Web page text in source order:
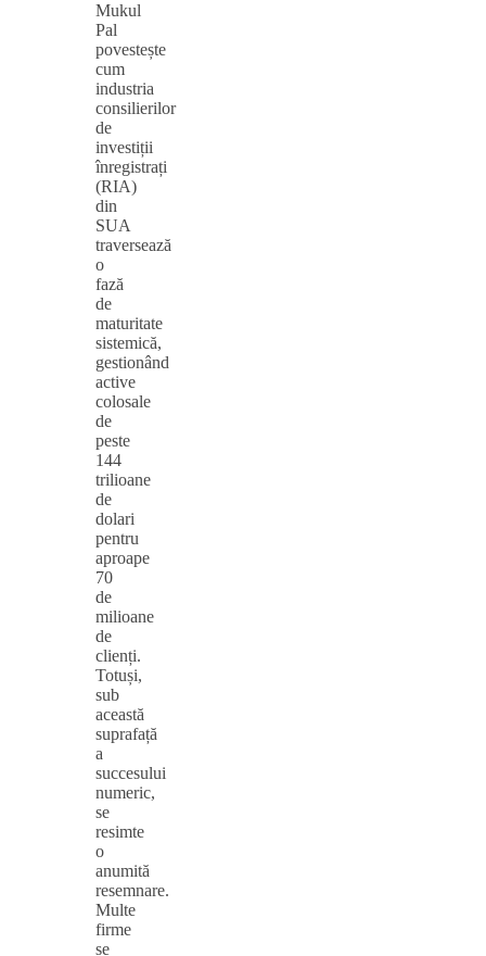
Mukul
Pal
povestește
cum
industria
consilierilor
de
investiții
înregistrați
(RIA)
din
SUA
traversează
o
fază
de
maturitate
sistemică,
gestionând
active
colosale
de
peste
144
trilioane
de
dolari
pentru
aproape
70
de
milioane
de
clienți.
Totuși,
sub
această
suprafață
a
succesului
numeric,
se
resimte
o
anumită
resemnare.
Multe
firme
se